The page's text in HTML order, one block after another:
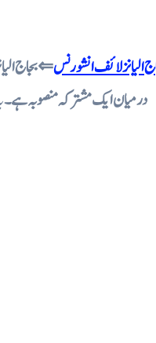
بجاج الیانز لائف انشورنس⇐ بجاج
درمیان ایک مشترکہ منصوبہ ہے۔